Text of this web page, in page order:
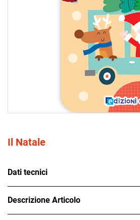
Il Natale
Dati tecnici
Descrizione Articolo